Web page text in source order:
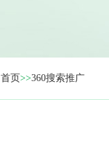
首页>>360搜索推广